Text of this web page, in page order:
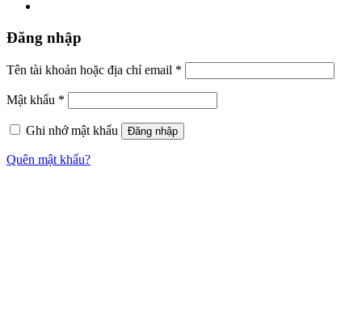
Đăng nhập
Tên tài khoản hoặc địa chỉ email *
Mật khẩu *
Ghi nhớ mật khẩu Đăng nhập
Quên mật khẩu?